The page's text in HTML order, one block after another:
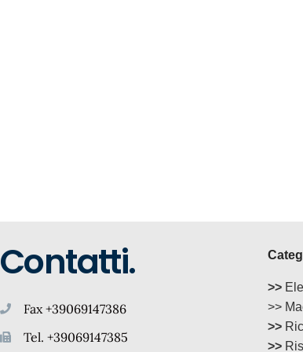
Contatti.
Fax +39069147386
Tel. +39069147385
>>
>>
>>
>>